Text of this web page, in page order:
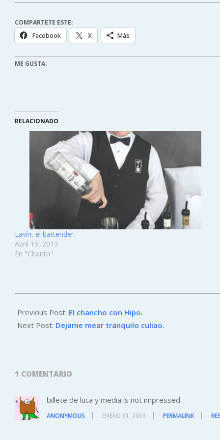
COMPARTETE ESTE:
Facebook X Más
ME GUSTA:
RELACIONADO
Lavín, el bartender.
Abril 15, 2013
En "Chanta"
01-
12
Previous Post: El chancho con Hipo.
Next Post: Dejame mear tranquilo culiao.
1 COMENTARIO
billete de luca y media is not impressed
ANONYMOUS ENERO 31, 2013 PERMALINK